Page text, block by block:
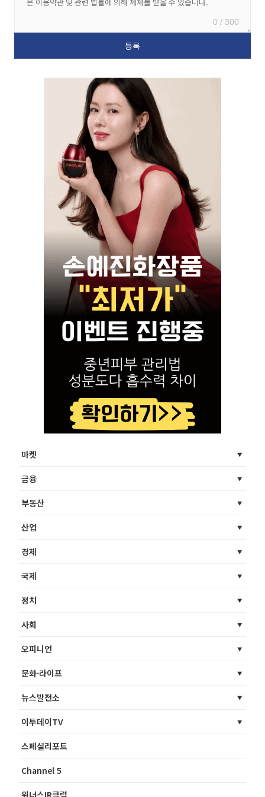
0 / 300
마켓
금융
부동산
산업
경제
국제
정치
사회
오피니언
문화·라이프
뉴스발전소
이투데이TV
스페셜리포트
Channel 5
위너스IR클럽